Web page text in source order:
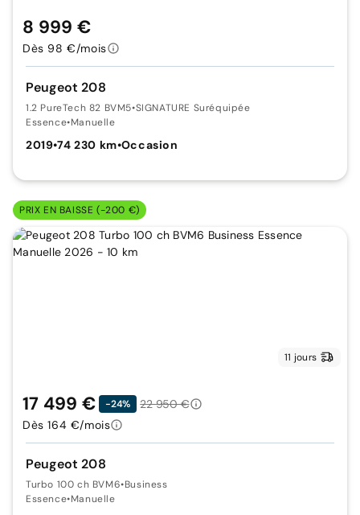
Peugeot 208
1.2 PureTech 82 BVM5•SIGNATURE Suréquipée
Essence•Manuelle
2019•74 230 km•Occasion
8 999 €
Dès 98 €/mois
PRIX EN BAISSE (-200 €)
11 jours
Peugeot 208
Turbo 100 ch BVM6•Business
Essence•Manuelle
17 499 € -24%
22 950 €
Dès 164 €/mois